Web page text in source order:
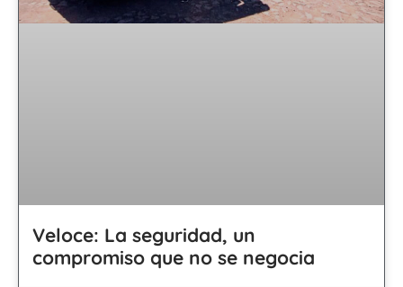
Veloce: La seguridad, un
compromiso que no se negocia